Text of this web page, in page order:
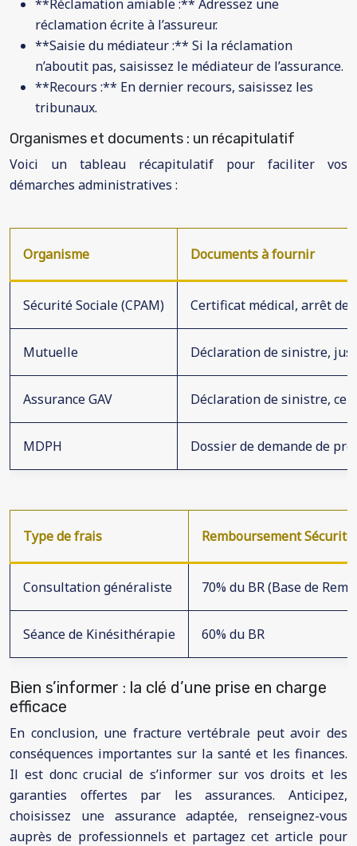
**Réclamation amiable :** Adressez une
réclamation écrite à l’assureur.
**Saisie du médiateur :** Si la réclamation
n’aboutit pas, saisissez le médiateur de l’assurance.
**Recours :** En dernier recours, saisissez les
tribunaux.
Organismes et documents : un récapitulatif
Voici un tableau récapitulatif pour faciliter vos
démarches administratives :
Organisme Documents à fournir
Sécurité Sociale (CPAM) Certificat médical, arrêt de
Mutuelle Déclaration de sinistre,
Assurance GAV Déclaration de sinistre,
MDPH Dossier de demande de
Type de frais Remboursement Sécurité
Consultation généraliste 70% du BR (Base de
Séance de Kinésithérapie 60% du BR
Bien s’informer : la clé d’une prise en charge
efficace
En conclusion, une fracture vertébrale peut avoir des
conséquences importantes sur la santé et les finances.
Il est donc crucial de s’informer sur vos droits et les
garanties offertes par les assurances. Anticipez,
choisissez une assurance adaptée, renseignez-vous
auprès de professionnels et partagez cet article pour